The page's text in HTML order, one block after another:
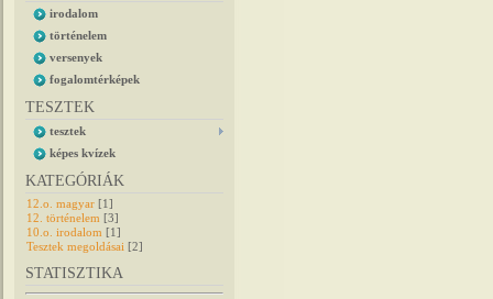
irodalom
történelem
versenyek
fogalomtérképek
TESZTEK
tesztek
képes kvízek
KATEGÓRIÁK
12.o. magyar [1]
12. történelem [3]
10.o. irodalom [1]
Tesztek megoldásai [2]
STATISZTIKA